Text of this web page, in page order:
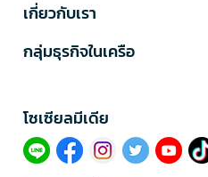
เกี่ยวกับเรา
กลุ่มธุรกิจในเครือ
โซเซียลมีเดีย​